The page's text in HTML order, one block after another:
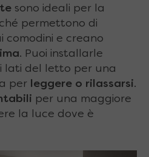
sono ideali per la
permettono di
comodini e creano
. Puoi installarle
lati del letto per una
per leggere o rilassarsi.
per una maggiore
la luce dove è